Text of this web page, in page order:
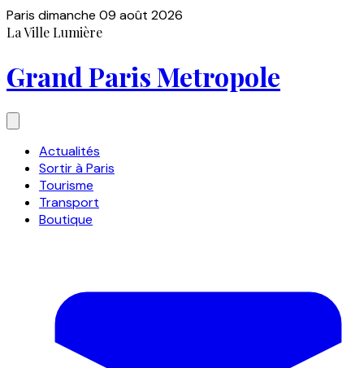
Paris dimanche 09 août 2026
La Ville Lumière
Grand Paris Metropole
Actualités
Sortir à Paris
Tourisme
Transport
Boutique